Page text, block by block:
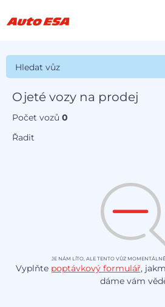
Hledat vůz
Ojeté vozy na prodej
Počet vozů0
Řadit
JE NÁM LÍTO, ALE TENTO VŮZ
Vyplňte poptávkový formulář,
dáme vám